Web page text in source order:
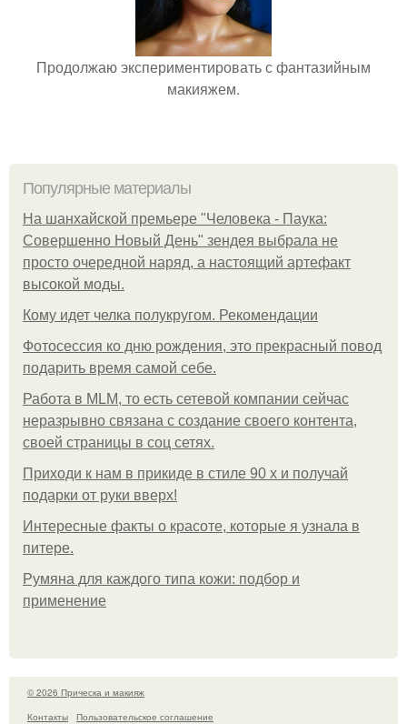
Продолжаю экспериментировать с фантазийным
макияжем.
Популярные материалы
На шанхайской премьере "Человека - Паука:
Совершенно Новый День" зендея выбрала не
просто очередной наряд, а настоящий артефакт
высокой моды.
Кому идет челка полукругом. Рекомендации
Фотосессия ко дню рождения, это прекрасный повод
подарить время самой себе.
Работа в MLM, то есть сетевой компании сейчас
неразрывно связана с создание своего контента,
своей страницы в соц сетях.
Приходи к нам в прикиде в стиле 90 х и получай
подарки от руки вверх!
Интересные факты о красоте, которые я узнала в
питере.
Румяна для каждого типа кожи: подбор и
применение
© 2026 Прическа и макияж
Контакты
Пользовательское соглашение